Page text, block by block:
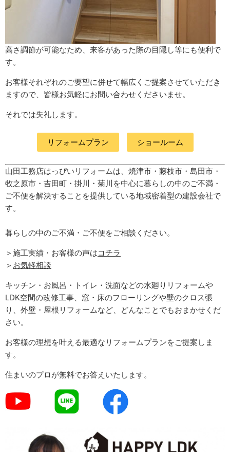
高さ調節が可能なため、来客があった際の目隠し等にも便利で
す。
お客様それぞれのご要望に併せて幅広くご提案させていただき
ますので、皆様お気軽にお問い合わせくださいませ。
それでは失礼します。
リフォームプラン ショールーム
山田工務店はっぴいリフォームは、焼津市・藤枝市・島田市・
牧之原市・吉田町 ・掛川・菊川 を中心に暮らしの中のご不満・
ご不便を解決することを提供している地域密着型の建設会社で
す。
暮らしの中のご不満・ご不便をご相談ください。
＞施工実績・お客様の声はコチラ
＞ お気軽相談
キッチン・お風呂・トイレ・洗面などの水廻りリフォームや
LDK空間の改修工事、窓・床のフローリングや壁のクロス張
り、外壁・屋根リフォームなど、どんなことでもおまかせくだ
さい。
お客様の理想を叶える最適なリフォームプランをご提案しま
す。
住まいのプロが無料でお答えいたします。